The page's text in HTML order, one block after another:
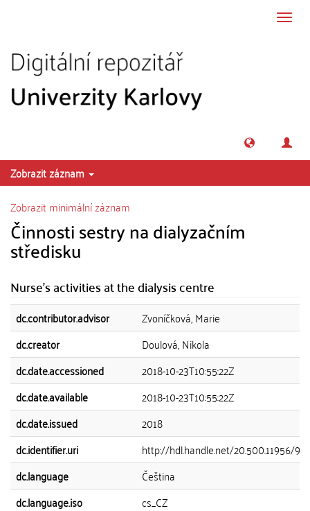
Zobrazit záznam
Zobrazit minimální záznam
Činnosti sestry na dialyzačním
středisku
Nurse's activities at the dialysis centre
dc.contributor.advisor
Zvoníčková, Marie
dc.creator
Doulová, Nikola
dc.date.accessioned
2018-10-23T10:55:22Z
dc.date.available
2018-10-23T10:55:22Z
dc.date.issued
2018
dc.identifier.uri
http://hdl.handle.net/20.500.11956/
dc.language
Čeština
dc.language.iso
cs_CZ